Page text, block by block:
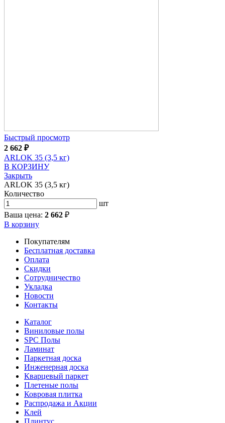
Быстрый просмотр
2 662 ₽
ARLOK 35 (3,5 кг)
В КОРЗИНУ
Закрыть
ARLOK 35 (3,5 кг)
Количество
шт
Ваша цена: 2 662 ₽
В корзину
Покупателям
Бесплатная доставка
Оплата
Скидки
Сотрудничество
Укладка
Новости
Контакты
Каталог
Виниловые полы
SPC Полы
Ламинат
Паркетная доска
Инженерная доска
Кварцевый паркет
Плетеные полы
Ковровая плитка
Распродажа и Акции
Клей